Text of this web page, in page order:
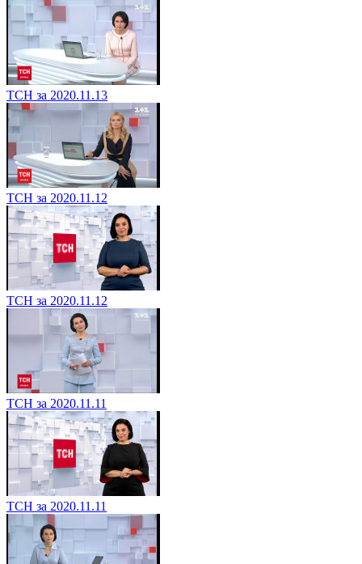
ТСН за 2020.11.13
ТСН за 2020.11.12
ТСН за 2020.11.12
ТСН за 2020.11.11
ТСН за 2020.11.11